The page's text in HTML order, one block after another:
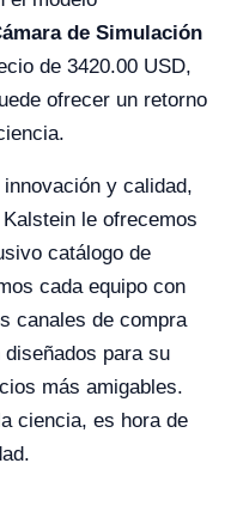
de Simulación
de 3420.00 USD,
ofrecer un retorno
y calidad,
le ofrecemos
catálogo de
cada equipo con
canales de compra
para su
más amigables.
ciencia, es hora de